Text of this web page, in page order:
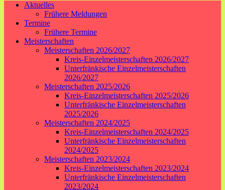
Aktuelles
Frühere Meldungen
Termine
Frühere Termine
Meisterschaften
Meisterschaften 2026/2027
Kreis-Einzelmeisterschaften 2026/2027
Unterfränkische Einzelmeisterschaften
2026/2027
Meisterschaften 2025/2026
Kreis-Einzelmeisterschaften 2025/2026
Unterfränkische Einzelmeisterschaften
2025/2026
Meisterschaften 2024/2025
Kreis-Einzelmeisterschaften 2024/2025
Unterfränkische Einzelmeisterschaften
2024/2025
Meisterschaften 2023/2024
Kreis-Einzelmeisterschaften 2023/2024
Unterfränkische Einzelmeisterschaften
2023/2024